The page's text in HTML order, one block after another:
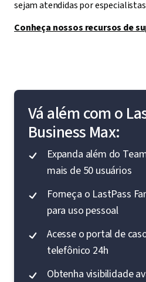
sejam atendidas por
Conheça nossos recursos de
Vá além com o
Business Max:
Expanda além do
mais de 50 usuários
Forneça o LastPass
para uso pessoal
Acesse o portal de
telefônico 24h
Obtenha visibilidade